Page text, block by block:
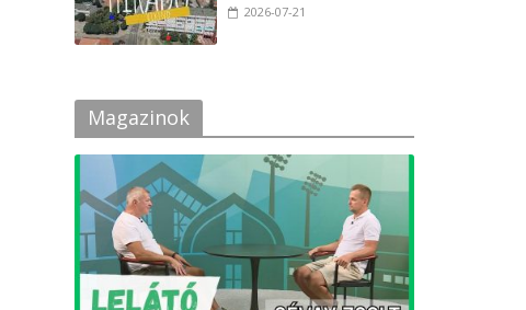
2026-07-21
Magazinok